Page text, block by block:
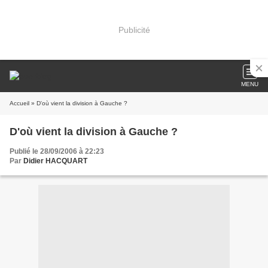
Publicité
MENU
Accueil » D'où vient la division à Gauche ?
D'où vient la division à Gauche ?
Publié le 28/09/2006 à 22:23
Par Didier HACQUART